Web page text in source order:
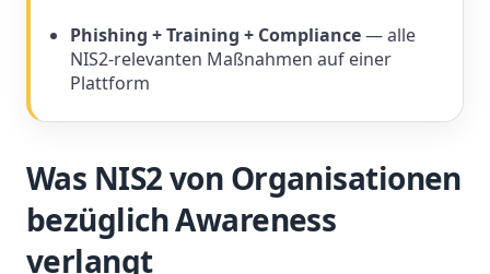
Phishing + Training + Compliance— alle
NIS2-relevanten Maßnahmen auf einer
Plattform
Was NIS2 von Organisationen
bezüglich Awareness
verlangt